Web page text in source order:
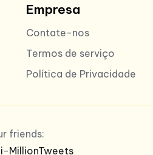
Empresa
Contate-nos
Termos de serviço
Política de Privacidade
friends:
-MillionTweets